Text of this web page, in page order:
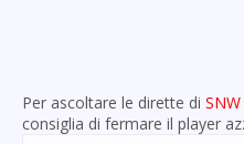
Per ascoltare le dirette di
consiglia di fermare il player